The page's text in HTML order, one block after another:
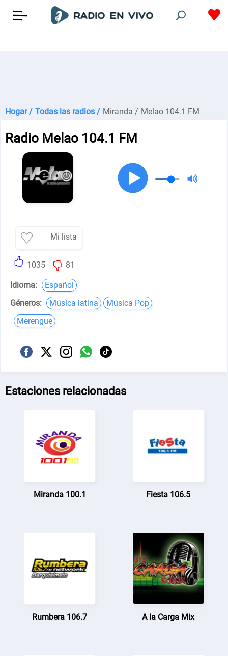
Hogar / Todas las radios / Miranda / Melao 104.1 FM
Radio Melao 104.1 FM
Mi lista
1035 81
Idioma:
Español
Géneros:
Música latina
Música Pop
Merengue
Estaciones relacionadas
Miranda 100.1 Fiesta 106.5
Rumbera 106.7 A la Carga Mix